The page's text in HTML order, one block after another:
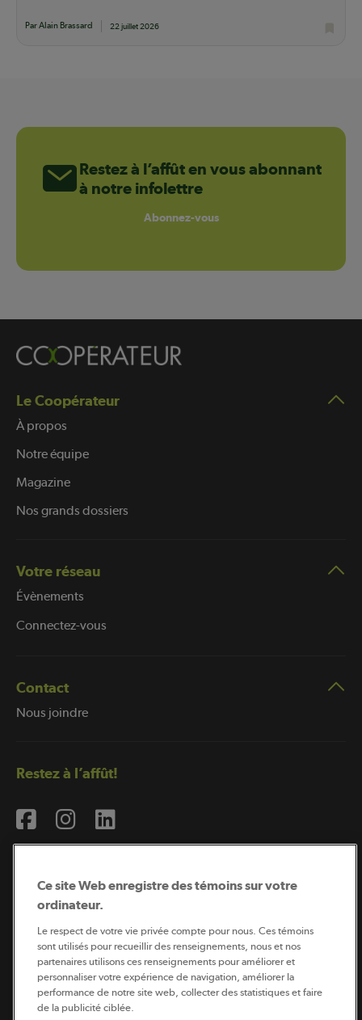
Par Alain Brassard 22 juillet 2026
Restez à l’affût en vous abonnant
à notre infolettre
Abonnez-vous
Le Coopérateur
À propos
Notre équipe
Magazine
Nos grands dossiers
Votre réseau
Évènements
Connectez-vous
Contact
Nous joindre
Restez à l’affût!
Coopérateur est publié par Sollio Groupe Coopératif.
Il est l’outil d’information de la coopération agricole
québécoise.
Ce site Web enregistre des témoins sur votre
ordinateur.
Le respect de votre vie privée compte pour nous. Ces témoins
sont utilisés pour recueillir des renseignements, nous et nos
partenaires utilisons ces renseignements pour améliorer et
personnaliser votre expérience de navigation, améliorer la
performance de notre site web, collecter des statistiques et faire
de la publicité ciblée.